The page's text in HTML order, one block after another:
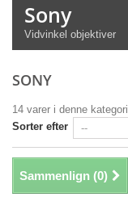
Sony
Vidvinkel objektiver
SONY
14 varer i denne kategori
Sorter efter
Sammenlign (0)